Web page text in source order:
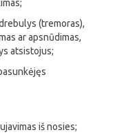
(tremoras),
ar apsnūdimas,
atsistojus;
iš nosies;